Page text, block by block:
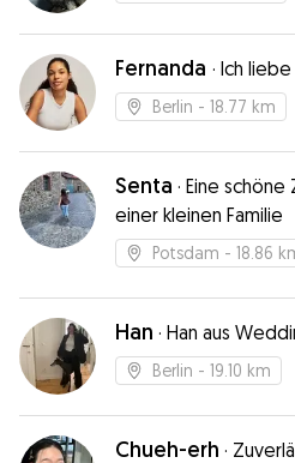
Fernanda · Ich
Berlin - 18.77 km
Senta · Eine
einer kleinen Familie
Potsdam - 18.86
Han · Han aus
Berlin - 19.10 km
Chueh-erh ·